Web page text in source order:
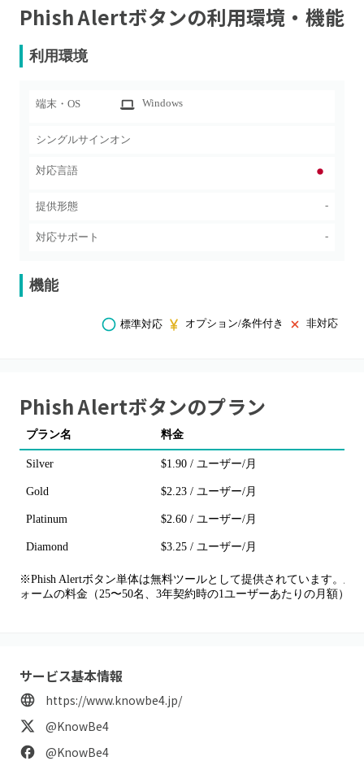
Phish Alertボタンの利用環境・機能
利用環境
端末・OS Windows
シングルサインオン
対応言語
提供形態 -
対応サポート -
機能
標準対応 オプション/条件付き 非対応
Phish Alertボタンのプラン
プラン名 料金
Silver $1.90 / ユーザー/月
Gold $2.23 / ユーザー/月
Platinum $2.60 / ユーザー/月
Diamond $3.25 / ユーザー/月
※Phish Alertボタン単体は無料ツールとして提供されています。上
ォームの料金（25〜50名、3年契約時の1ユーザーあたりの月額）で
サービス基本情報
https://www.knowbe4.jp/
@KnowBe4
@KnowBe4